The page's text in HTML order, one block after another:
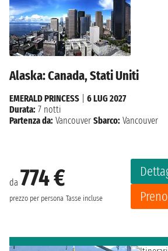
Alaska: Canada, Stati Uniti
da 774 €
prezzo per persona Tasse incluse
EMERALD PRINCESS
6 LUG 2027
Durata: 7 notti
Partenza da: Vancouver Sbarco: Vancouver